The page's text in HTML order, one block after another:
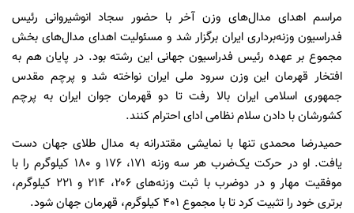
مراسم اهدای مدال‌های وزن آخر با حضور سجاد انوشیروانی رئیس
فدراسیون وزنه‌برداری ایران برگزار شد و مسئولیت اهدای مدال‌های بخش
مجموع بر عهده رئیس فدراسیون جهانی این رشته بود. در پایان هم به
افتخار قهرمان این وزن سرود ملی ایران نواخته شد و پرچم مقدس
جمهوری اسلامی ایران بالا رفت تا دو قهرمان جوان ایران به پرچم
کشورشان با دادن سلام نظامی ادای احترام کنند.
حمیدرضا محمدی تنها با نمایشی مقتدرانه به مدال طلای جهان دست
یافت. او در حرکت یک‌ضرب هر سه وزنه ۱۷۱، ۱۷۶ و ۱۸۰ کیلوگرم را با
موفقیت مهار و در دوضرب با ثبت وزنه‌های ۲۰۶، ۲۱۴ و ۲۲۱ کیلوگرم،
برتری خود را تثبیت کرد تا با مجموع ۴۰۱ کیلوگرم، قهرمان جهان شود.